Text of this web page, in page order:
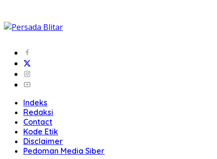
Indeks
Redaksi
Contact
Kode Etik
Disclaimer
Pedoman Media Siber